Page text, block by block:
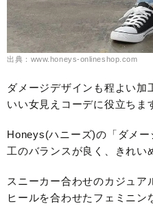
出典：www.honeys-onlineshop.com
ダメージデザインも程よい
いい女見えコーデに役立ちま
Honeys(ハニーズ)の「ダメ
工のバランスが良く、きれい
スニーカー合わせのカジュ
ヒールを合わせたフェミニン